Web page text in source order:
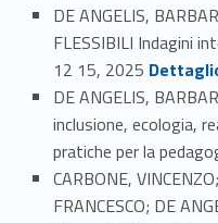
DE ANGELIS,
FLESSIBILI Indagini
12 15, 2025 Link identifier #identifier_person_119378-30
DE ANGELIS,
inclusione, ecologia,
pratiche per la
CARBONE,
FRANCESCO; DE